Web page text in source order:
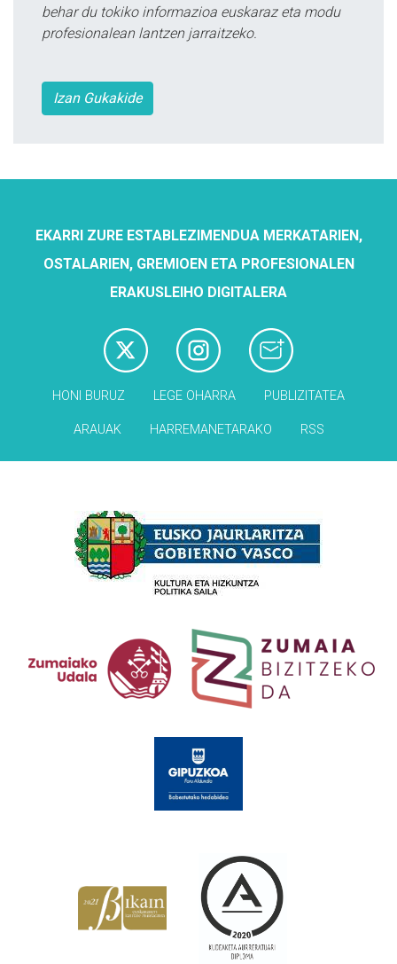
behar du tokiko informazioa euskaraz eta modu
profesionalean lantzen jarraitzeko.
Izan Gukakide
EKARRI ZURE ESTABLEZIMENDUA MERKATARIEN,
OSTALARIEN, GREMIOEN ETA PROFESIONALEN
ERAKUSLEIHO DIGITALERA
HONI BURUZ LEGE OHARRA PUBLIZITATEA
ARAUAK HARREMANETARAKO RSS